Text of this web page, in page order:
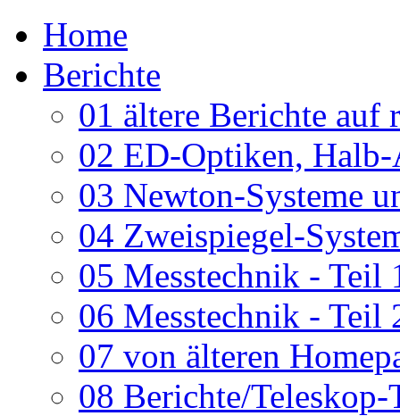
Home
Berichte
01 ältere Berichte auf
02 ED-Optiken, Halb-
03 Newton-Systeme
04 Zweispiegel-
05 Messtechnik - Teil
06 Messtechnik - Teil
07 von älteren
08 Berichte/